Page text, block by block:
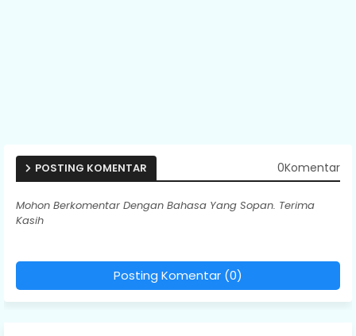
POSTING KOMENTAR 0Komentar
Mohon Berkomentar Dengan Bahasa Yang Sopan. Terima
Kasih
Posting Komentar (0)